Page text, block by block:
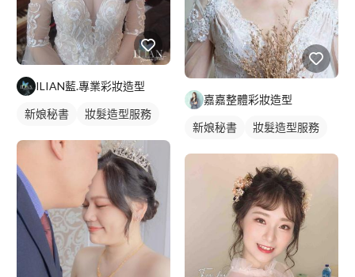
ILIAN藍.專業彩妝造型
新娘秘書 妝髮造型服務
嘉嘉整體彩妝造型
新娘秘書 妝髮造型服務